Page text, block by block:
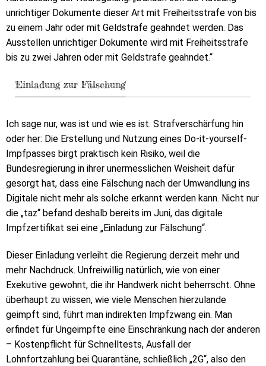
unrichtiger Dokumente dieser Art mit Freiheitsstrafe von bis
zu einem Jahr oder mit Geldstrafe geahndet werden. Das
Ausstellen unrichtiger Dokumente wird mit Freiheitsstrafe
bis zu zwei Jahren oder mit Geldstrafe geahndet.“
'Einladung zur Fälschung'
Ich sage nur, was ist und wie es ist. Strafverschärfung hin
oder her: Die Erstellung und Nutzung eines Do-it-yourself-
Impfpasses birgt praktisch kein Risiko, weil die
Bundesregierung in ihrer unermesslichen Weisheit dafür
gesorgt hat, dass eine Fälschung nach der Umwandlung ins
Digitale nicht mehr als solche erkannt werden kann. Nicht nur
die „taz“ befand deshalb bereits im Juni, das digitale
Impfzertifikat sei eine „Einladung zur Fälschung“.
Dieser Einladung verleiht die Regierung derzeit mehr und
mehr Nachdruck. Unfreiwillig natürlich, wie von einer
Exekutive gewohnt, die ihr Handwerk nicht beherrscht. Ohne
überhaupt zu wissen, wie viele Menschen hierzulande
geimpft sind, führt man indirekten Impfzwang ein. Man
erfindet für Ungeimpfte eine Einschränkung nach der anderen
– Kostenpflicht für Schnelltests, Ausfall der
Lohnfortzahlung bei Quarantäne, schließlich „2G“, also den